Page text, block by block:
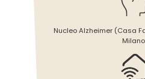
Nucleo Alzheimer (Casa